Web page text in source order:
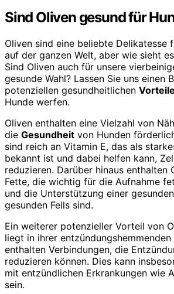
Sind Oliven gesund für
Oliven sind eine beliebte Delikatesse
auf der ganzen Welt, aber wie sieht
Sind Oliven auch für unsere
gesunde Wahl? Lassen Sie uns einen
potenziellen gesundheitlichen Vorteile
Hunde werfen.
Oliven enthalten eine Vielzahl von
die Gesundheit von Hunden
sind reich an Vitamin E, das als
bekannt ist und dabei helfen kann,
reduzieren. Darüber hinaus enthalten
Fette, die wichtig für die Aufnahme
und die Unterstützung einer
gesunden Fells sind.
Ein weiterer potenzieller Vorteil von
liegt in ihrer
enthalten Verbindungen, die
reduzieren können. Dies kann
mit entzündlichen Erkrankungen wie
sein.